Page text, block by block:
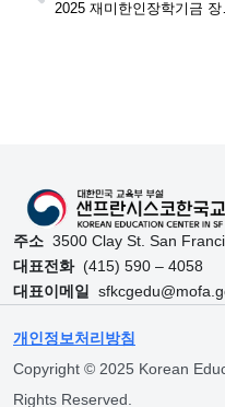
주소 3500 Clay St. San
대표전화(415) 590 – 4058
대표이메일
개인정보처리방침
Copyright © 2025 Korean
Rights Reserved.